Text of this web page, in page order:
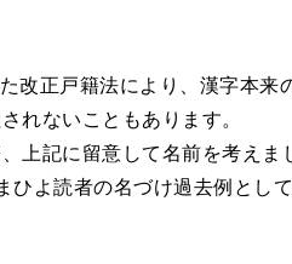
改正戸籍法により、漢字本来
れないこともあります。
上記に留意して名前を考えま
ひよ読者の名づけ過去例とし